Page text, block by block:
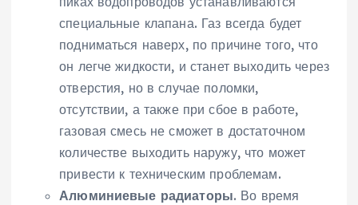
специальные клапана. Газ всегда будет
подниматься наверх, по причине того, что
он легче жидкости, и станет выходить через
отверстия, но в случае поломки,
отсутствии, а также при сбое в работе,
газовая смесь не сможет в достаточном
количестве выходить наружу, что может
привести к техническим проблемам.
Алюминиевые радиаторы. Во время